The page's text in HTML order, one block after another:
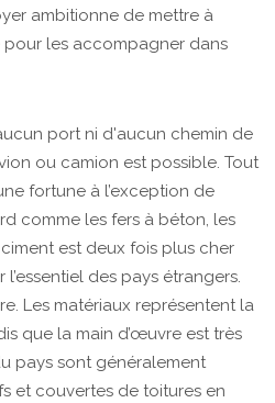
ambitionne de mettre à
pour les accompagner dans
port ni d'aucun chemin de
ou camion est possible. Tout
fortune à l’exception de
comme les fers à béton, les
est deux fois plus cher
des pays étrangers.
Les matériaux représentent la
que la main d’œuvre est très
pays sont généralement
et couvertes de toitures en